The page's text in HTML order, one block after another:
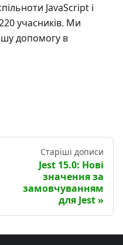
JavaScript і
учасників. Ми
допомогу в
Старіші дописи
Jest 15.0: Нові
значення за
замовчуванням
для Jest